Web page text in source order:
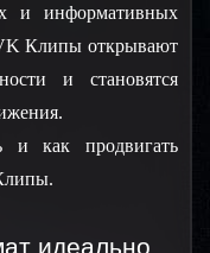
и информативных
Клипы открывают
и становятся
и как продвигать
идеально